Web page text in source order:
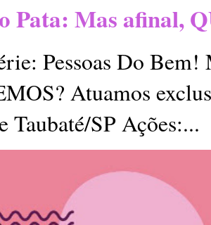
Pata: Mas afinal,
Pessoas Do
Atuamos
Taubaté/SP Ações:...